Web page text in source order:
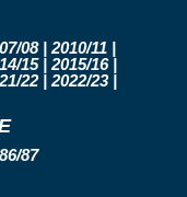
08 | 2010/11 |
15 | 2015/16 |
22 | 2022/23 |
87